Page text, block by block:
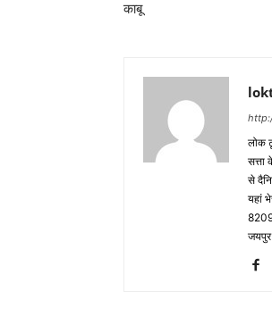
काबू
लोक
सत्ता
से
यहां